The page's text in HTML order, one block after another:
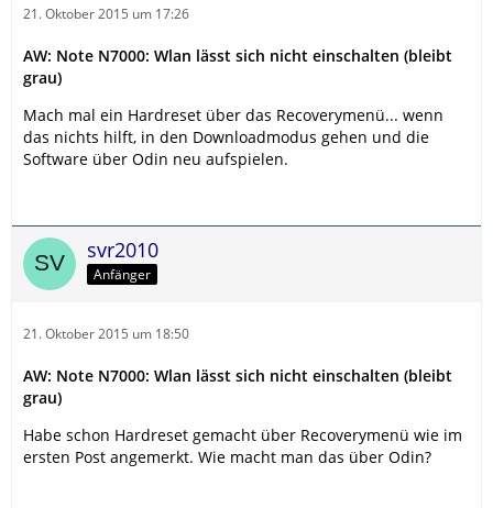
21. Oktober 2015 um 17:26
AW: Note N7000: Wlan lässt sich nicht einschalten (bleibt
grau)
Mach mal ein Hardreset über das Recoverymenü... wenn
das nichts hilft, in den Downloadmodus gehen und die
Software über Odin neu aufspielen.
svr2010
Anfänger
21. Oktober 2015 um 18:50
AW: Note N7000: Wlan lässt sich nicht einschalten (bleibt
grau)
Habe schon Hardreset gemacht über Recoverymenü wie im
ersten Post angemerkt. Wie macht man das über Odin?